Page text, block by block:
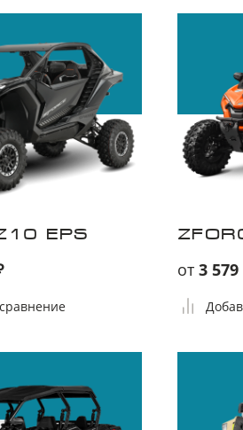
EPS
от3
Я соглашаюсь на
лицам
отправить заявку